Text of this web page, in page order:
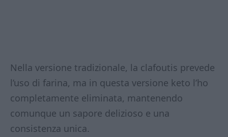
Nella versione tradizionale, la clafoutis prevede
l’uso di farina, ma in questa versione keto l’ho
completamente eliminata, mantenendo
comunque un sapore delizioso e una
consistenza unica.